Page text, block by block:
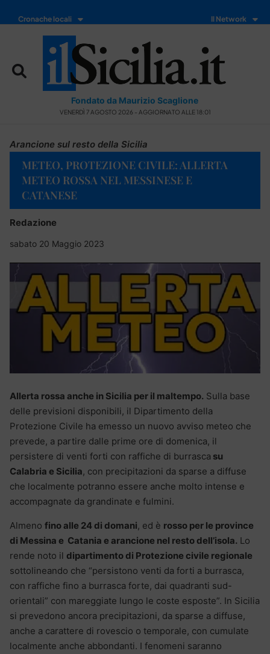
Cronache locali Il Network
Fondato da Maurizio Scaglione
VENERDÌ 7 AGOSTO 2026 - AGGIORNATO ALLE 18:01
Arancione sul resto della Sicilia
METEO, PROTEZIONE CIVILE: ALLERTA
METEO ROSSA NEL MESSINESE E
CATANESE
Redazione
sabato 20 Maggio 2023
Allerta rossa anche in Sicilia per il maltempo. Sulla base
delle previsioni disponibili, il Dipartimento della
Protezione Civile ha emesso un nuovo avviso meteo che
prevede, a partire dalle prime ore di domenica, il
persistere di venti forti con raffiche di burrasca su
Calabria e Sicilia, con precipitazioni da sparse a diffuse
che localmente potranno essere anche molto intense e
accompagnate da grandinate e fulmini.
Almeno fino alle 24 di domani, ed è rosso per le province
di Messina e Catania e arancione nel resto dell’isola. Lo
rende noto il dipartimento di Protezione civile regionale
sottolineando che “persistono venti da forti a burrasca,
con raffiche fino a burrasca forte, dai quadranti sud-
orientali” con mareggiate lungo le coste esposte”. In Sicilia
si prevedono ancora precipitazioni, da sparse a diffuse,
anche a carattere di rovescio o temporale, con cumulate
localmente anche abbondanti. I fenomeni saranno